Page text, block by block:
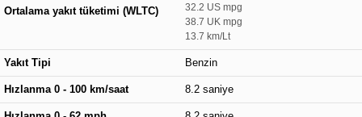
Ortalama yakıt tüketimi (WLTC)
32.2 US mpg
38.7 UK mpg
13.7 km/Lt
Yakıt Tipi Benzin
Hızlanma 0 - 100 km/saat 8.2 saniye